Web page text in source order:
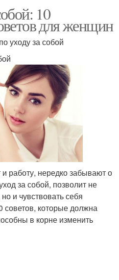
10
для женщин
уходу за собой
работу, нередко забывают о
за собой, позволит не
и чувствовать себя
советов, которые должна
в корне изменить